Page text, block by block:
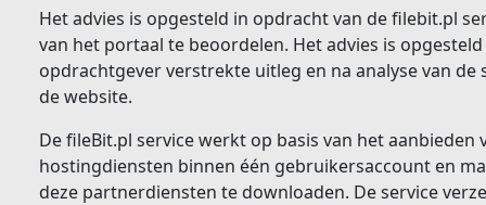
Het advies is opgesteld in opdracht van de filebit.pl
van het portaal te beoordelen. Het advies is
opdrachtgever verstrekte uitleg en na analyse van
de website.
De fileBit.pl service werkt op basis van het
hostingdiensten binnen één gebruikersaccount en
deze partnerdiensten te downloaden. De service